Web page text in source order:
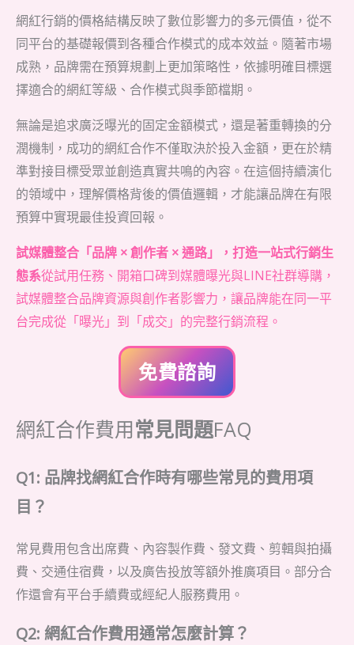
網紅行銷的價格結構反映了數位影響力的多元價值，從不
同平台的基礎報價到各種合作模式的成本效益。隨著市場
成熟，品牌需在預算規劃上更加策略性，依據明確目標選
擇適合的網紅等級、合作模式與季節檔期。
無論是追求廣泛曝光的固定金額模式，還是著重轉換的分
潤機制，成功的網紅合作不僅取決於投入金額，更在於精
準對接目標受眾並創造真實共鳴的內容。在這個持續演化
的領域中，理解價格背後的價值邏輯，才能讓品牌在有限
預算中實現最佳投資回報。
試媒體整合「品牌 × 創作者 × 通路」，打造一站式行銷生
態系從試用任務、開箱口碑到媒體曝光與LINE社群導購，
試媒體整合品牌資源與創作者影響力，讓品牌能在同一平
台完成從「曝光」到「成交」的完整行銷流程。
免費諮詢
網紅合作費用常見問題FAQ
Q1: 品牌找網紅合作時有哪些常見的費用項
目？
常見費用包含出席費、內容製作費、發文費、剪輯與拍攝
費、交通住宿費，以及廣告投放等額外推廣項目。部分合
作還會有平台手續費或經紀人服務費用。
Q2: 網紅合作費用通常怎麼計算？